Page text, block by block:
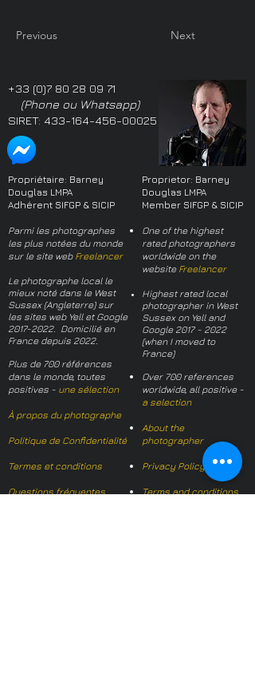
Previous Next
+33 (0)7 80 28 09 71
(Phone ou Whatsapp)
SIRET: 433-164-456-00025
Propriétaire: Barney
Douglas LMPA
Adhérent SIFGP & SICIP
Parmi les photographes
les plus notées du monde
sur le site web Freelancer
Le photographe local le
mieux noté dans le West
Sussex (Angleterre) sur
les sites web Yell et Google
2017-2022. Domicilié en
France depuis 2022.
Plus de 700 références
dans le monde, toutes
positives - une sélection
À propos du photographe
Politique de Confidentialité
Termes et conditions
Questions fréquentes
Proprietor: Barney
Douglas LMPA
Member SIFGP & SICIP
One of the highest
rated photographers
worldwide on the
website Freelancer
Highest rated local
photographer in West
Sussex on Yell and
Google 2017 - 2022
(when I moved to
France)
Over 700 references
worldwide, all positive -
a selection
About the
photographer
Privacy Policy
Terms and conditions